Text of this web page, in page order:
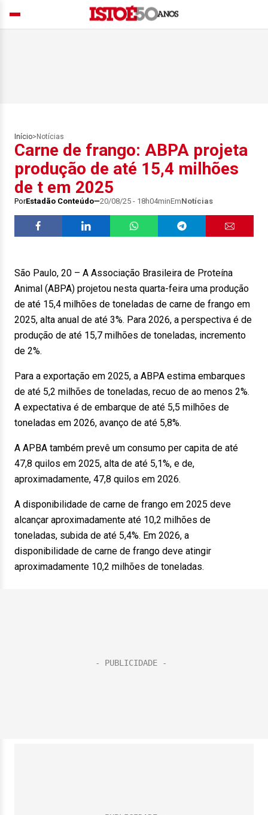
Início> Notícias
Carne de frango: ABPA projeta
produção de até 15,4 milhões
de t em 2025
PorEstadão Conteúdo 20/08/25 - 18h04minEmNotícias
São Paulo, 20 – A Associação Brasileira de Proteína
Animal (ABPA) projetou nesta quarta-feira uma produção
de até 15,4 milhões de toneladas de carne de frango em
2025, alta anual de até 3%. Para 2026, a perspectiva é de
produção de até 15,7 milhões de toneladas, incremento
de 2%.
Para a exportação em 2025, a ABPA estima embarques
de até 5,2 milhões de toneladas, recuo de ao menos 2%.
A expectativa é de embarque de até 5,5 milhões de
toneladas em 2026, avanço de até 5,8%.
A APBA também prevê um consumo per capita de até
47,8 quilos em 2025, alta de até 5,1%, e de,
aproximadamente, 47,8 quilos em 2026.
A disponibilidade de carne de frango em 2025 deve
alcançar aproximadamente até 10,2 milhões de
toneladas, subida de até 5,4%. Em 2026, a
disponibilidade de carne de frango deve atingir
aproximadamente 10,2 milhões de toneladas.